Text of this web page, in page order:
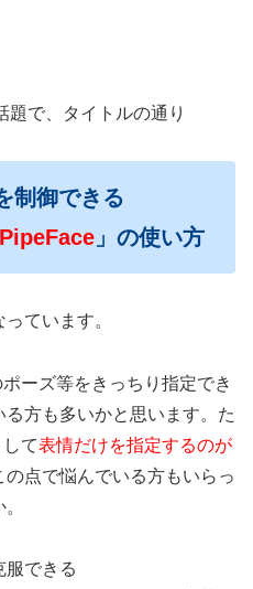
題で、タイトルの通り
制御できる
」の使い方
ています。
ーズ等をきっちり指定でき
方も多いかと思います。た
て表情だけを指定するのが
点で悩んでいる方もいらっ
服できる